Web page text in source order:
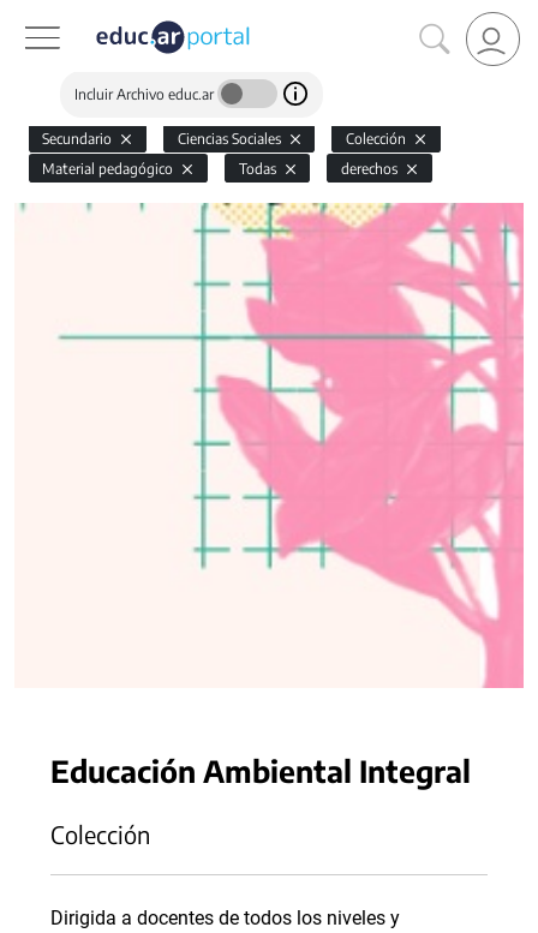
Incluir Archivo educ.ar
Secundario Ciencias Sociales
Colección
Material pedagógico
Todas derechos
Educación Ambiental Integral
Colección
Dirigida a docentes de todos los niveles y